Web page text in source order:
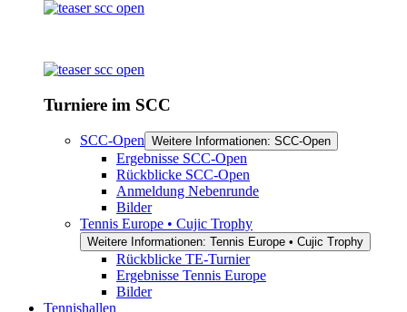
Turniere im SCC
SCC-Open Weitere Informationen: SCC-Open
Ergebnisse SCC-Open
Rückblicke SCC-Open
Anmeldung Nebenrunde
Bilder
Tennis Europe • Cujic Trophy
Weitere Informationen: Tennis Europe • Cujic Trophy
Rückblicke TE-Turnier
Ergebnisse Tennis Europe
Bilder
Tennishallen